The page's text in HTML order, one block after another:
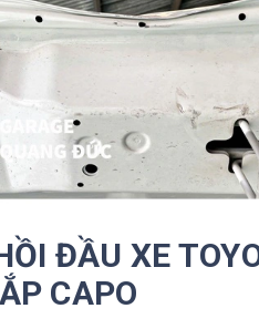
ĐẦU XE
CAPO